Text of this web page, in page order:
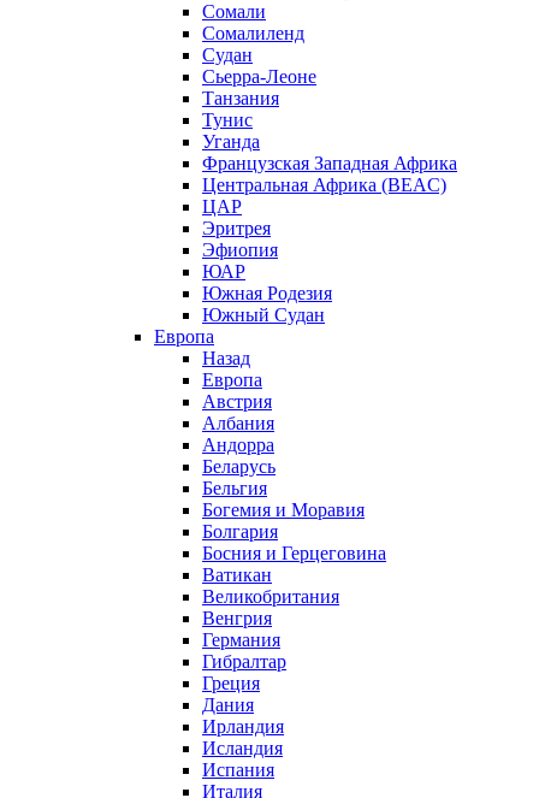
Сомали
Сомалиленд
Судан
Сьерра-Леоне
Танзания
Тунис
Уганда
Французская Западная Африка
Центральная Африка (BEAC)
ЦАР
Эритрея
Эфиопия
ЮАР
Южная Родезия
Южный Судан
Европа
Назад
Европа
Австрия
Албания
Андорра
Беларусь
Бельгия
Богемия и Моравия
Болгария
Босния и Герцеговина
Ватикан
Великобритания
Венгрия
Германия
Гибралтар
Греция
Дания
Ирландия
Исландия
Испания
Италия